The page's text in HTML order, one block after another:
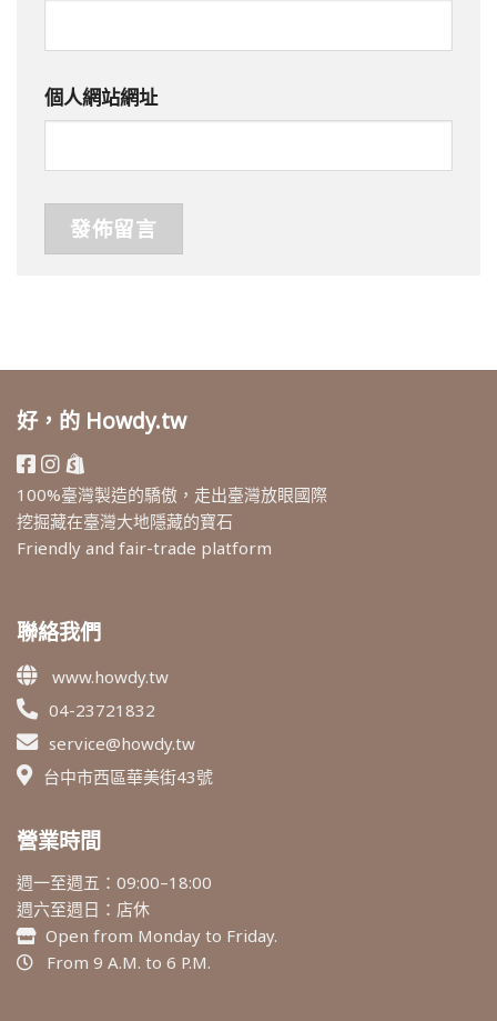
個人網站網址
好，的 Howdy.tw
100%臺灣製造的驕傲，走出臺灣放眼國際
挖掘藏在臺灣大地隱藏的寶石
Friendly and fair-trade platform
聯絡我們
www.howdy.tw
04-23721832
service@howdy.tw
台中市西區華美街43號
營業時間
週一至週五：09:00–18:00
週六至週日：店休
Open from Monday to Friday.
From 9 A.M. to 6 P.M.